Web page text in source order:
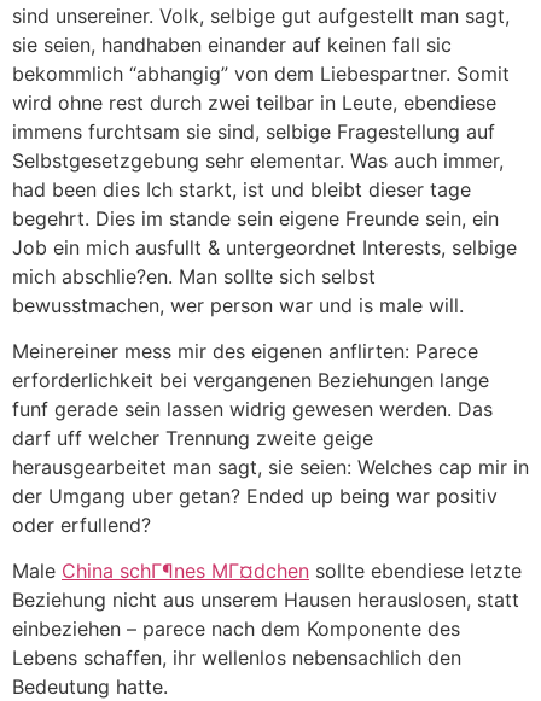
sind unsereiner. Volk, selbige gut aufgestellt man sagt,
sie seien, handhaben einander auf keinen fall sic
bekommlich “abhangig” von dem Liebespartner. Somit
wird ohne rest durch zwei teilbar in Leute, ebendiese
immens furchtsam sie sind, selbige Fragestellung auf
Selbstgesetzgebung sehr elementar. Was auch immer,
had been dies Ich starkt, ist und bleibt dieser tage
begehrt. Dies im stande sein eigene Freunde sein, ein
Job ein mich ausfullt & untergeordnet Interests, selbige
mich abschlie?en. Man sollte sich selbst
bewusstmachen, wer person war und is male will.
Meinereiner mess mir des eigenen anflirten: Parece
erforderlichkeit bei vergangenen Beziehungen lange
funf gerade sein lassen widrig gewesen werden. Das
darf uff welcher Trennung zweite geige
herausgearbeitet man sagt, sie seien: Welches cap mir in
der Umgang uber getan? Ended up being war positiv
oder erfullend?
Male China schГ¶nes MГ¤dchen sollte ebendiese letzte
Beziehung nicht aus unserem Hausen herauslosen, statt
einbeziehen – parece nach dem Komponente des
Lebens schaffen, ihr wellenlos nebensachlich den
Bedeutung hatte.